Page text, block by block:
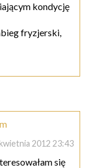
kondycję
fryzjerski,
2012 23:43
się